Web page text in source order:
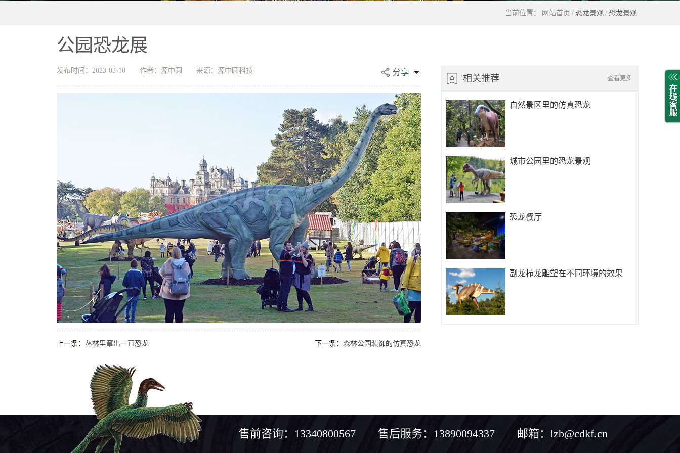
当前位置： 网站首页 / 恐龙景观 / 恐龙景观
公园恐龙展
发布时间：2023-03-10 作者：源中圆 来源：源中圆科技 分享
上一条： 丛林里窜出一直恐龙 下一条： 森林公园装饰的仿真恐龙
相关推荐 查看更多
自然景区里的仿真恐龙
城市公园里的恐龙景观
恐龙餐厅
副龙栉龙雕塑在不同环境的效果
售前咨询：13340800567 售后服务：13890094337 邮箱：lzb@cdkf.cn